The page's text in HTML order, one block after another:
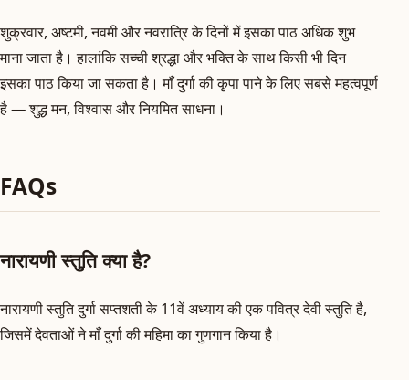
शुक्रवार, अष्टमी, नवमी और नवरात्रि के दिनों में इसका पाठ अधिक शुभ
माना जाता है। हालांकि सच्ची श्रद्धा और भक्ति के साथ किसी भी दिन
इसका पाठ किया जा सकता है। माँ दुर्गा की कृपा पाने के लिए सबसे महत्वपूर्ण
है — शुद्ध मन, विश्वास और नियमित साधना।
FAQs
नारायणी स्तुति क्या है?
नारायणी स्तुति दुर्गा सप्तशती के 11वें अध्याय की एक पवित्र देवी स्तुति है,
जिसमें देवताओं ने माँ दुर्गा की महिमा का गुणगान किया है।